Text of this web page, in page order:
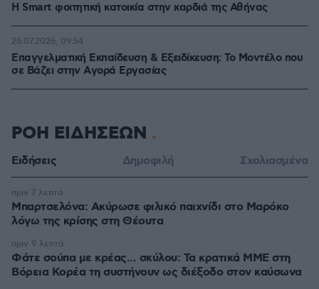
Η Smart φοιτητική κατοικία στην καρδιά της Αθήνας
Επαγγελματική Εκπαίδευση & Εξειδίκευση: Το Mοντέλο που
σε Bάζει στην Aγορά Eργασίας
26.07.2026, 09:54
ΡΟΗ ΕΙΔΗΣΕΩΝ
Ειδήσεις Δημοφιλή Σχολιασμένα
Μπαρτσελόνα: Ακύρωσε φιλικό παιχνίδι στο Μαρόκο
λόγω της κρίσης στη Θέουτα
πριν 7 λεπτά
Φάτε σούπα με κρέας... σκύλου: Τα κρατικά ΜΜΕ στη
Βόρεια Κορέα τη συστήνουν ως διέξοδο στον καύσωνα
πριν 9 λεπτά